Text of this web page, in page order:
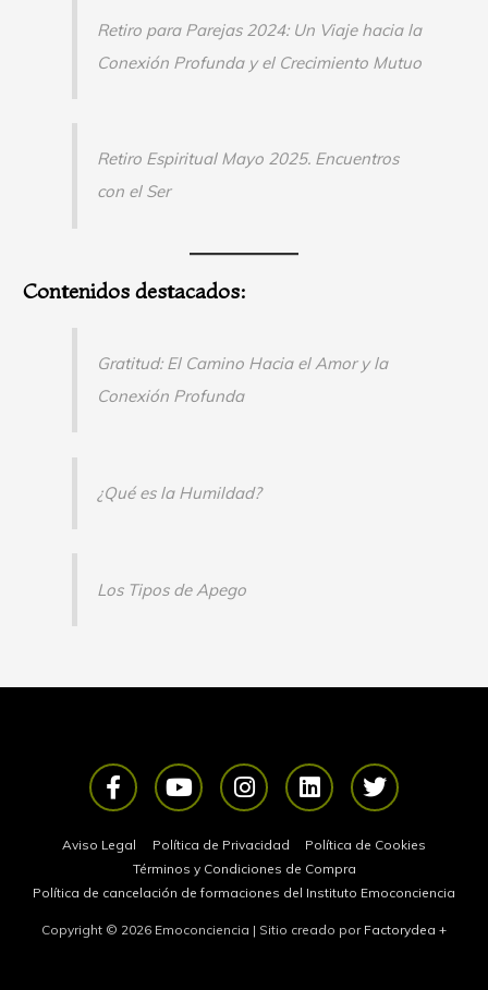
Retiro para Parejas 2024: Un Viaje hacia la
Conexión Profunda y el Crecimiento Mutuo
Retiro Espiritual Mayo 2025. Encuentros
con el Ser
Contenidos destacados:
Gratitud: El Camino Hacia el Amor y la
Conexión Profunda
¿Qué es la Humildad?
Los Tipos de Apego
F
a
e
o
o
k
Y
o
t
u
b
I
n
t
a
g
a
L
i
k
e
d
n
T
w
t
e
Aviso Legal Política de Privacidad
Política de Cookies
Términos y Condiciones de Compra
Política de cancelación de formaciones del Instituto Emoconciencia
Copyright © 2026 Emoconciencia | Sitio creado por Factorydea +